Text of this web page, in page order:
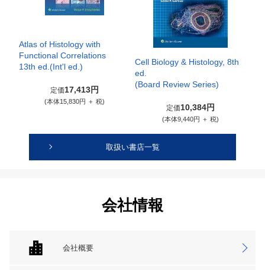
Atlas of Histology with
Functional Correlations
13th ed.(Int'l ed.)
定価17,413円
(本体15,830円 ＋ 税)
Cell Biology & Histology, 8th
ed.
(Board Review Series)
定価10,384円
(本体9,440円 ＋ 税)
取扱い書店一覧
会社情報
会社概要